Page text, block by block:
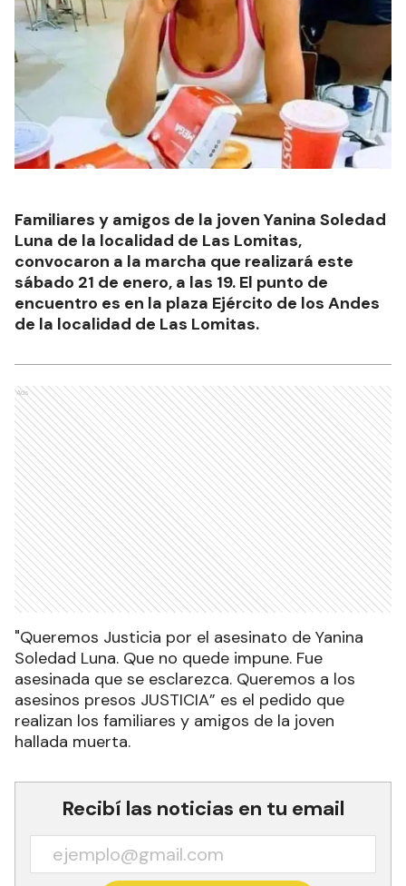
Familiares y amigos de la joven Yanina Soledad
Luna de la localidad de Las Lomitas,
convocaron a la marcha que realizará este
sábado 21 de enero, a las 19. El punto de
encuentro es en la plaza Ejército de los Andes
de la localidad de Las Lomitas.
Ads
"Queremos Justicia por el asesinato de Yanina
Soledad Luna. Que no quede impune. Fue
asesinada que se esclarezca. Queremos a los
asesinos presos JUSTICIA” es el pedido que
realizan los familiares y amigos de la joven
hallada muerta.
Recibí las noticias en tu email